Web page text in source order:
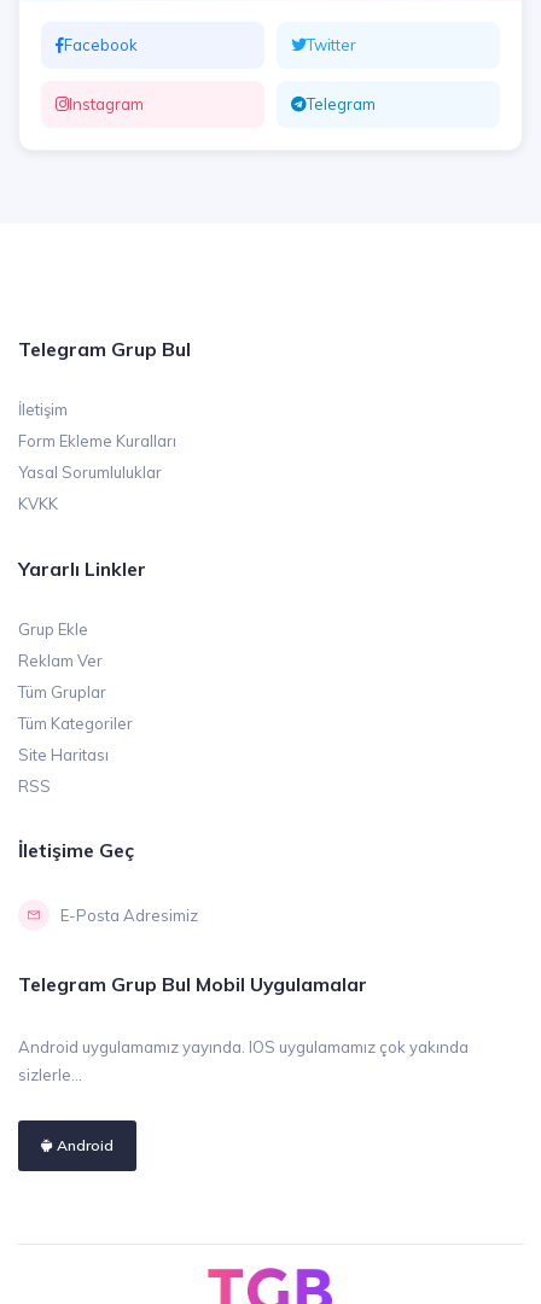
Facebook Twitter
Instagram Telegram
Telegram Grup Bul
İletişim
Form Ekleme Kuralları
Yasal Sorumluluklar
KVKK
Yararlı Linkler
Grup Ekle
Reklam Ver
Tüm Gruplar
Tüm Kategoriler
Site Haritası
RSS
İletişime Geç
E-Posta Adresimiz
Telegram Grup Bul Mobil Uygulamalar
Android uygulamamız yayında. IOS uygulamamız çok yakında
sizlerle...
Android